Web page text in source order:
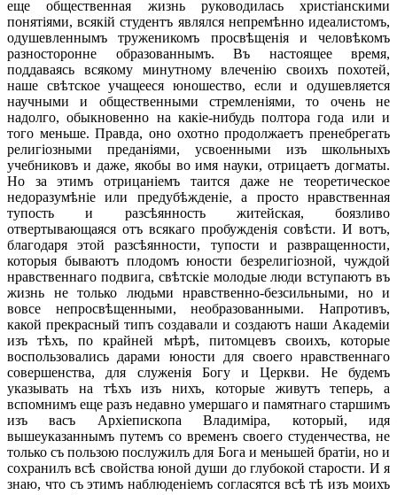
еще общественная жизнь руководилась христіанскими
понятіями, всякій студентъ являлся непремѣнно идеалистомъ,
одушевленнымъ труженикомъ просвѣщенія и человѣкомъ
разносторонне образованнымъ. Въ настоящее время,
поддаваясь всякому минутному влеченію своихъ похотей,
наше свѣтское учащееся юношество, если и одушевляется
научными и общественными стремленіями, то очень не
надолго, обыкновенно на какіе-нибудь полтора года или и
того меньше. Правда, оно охотно продолжаетъ пренебрегать
религіозными преданіями, усвоенными изъ школьныхъ
учебниковъ и даже, якобы во имя науки, отрицаетъ догматы.
Но за этимъ отрицаніемъ таится даже не теоретическое
недоразумѣніе или предубѣжденіе, а просто нравственная
тупость и разсѣянность житейская, боязливо
отвертывающаяся отъ всякаго пробужденія совѣсти. И вотъ,
благодаря этой разсѣянности, тупости и развращенности,
которыя бываютъ плодомъ юности безрелигіозной, чуждой
нравственнаго подвига, свѣтскіе молодые люди вступаютъ въ
жизнь не только людьми нравственно-безсильными, но и
вовсе непросвѣщенными, необразованными. Напротивъ,
какой прекрасный типъ создавали и создаютъ наши Академіи
изъ тѣхъ, по крайней мѣрѣ, питомцевъ своихъ, которые
воспользовались дарами юности для своего нравственнаго
совершенства, для служенія Богу и Церкви. Не будемъ
указывать на тѣхъ изъ нихъ, которые живутъ теперь, а
вспомнимъ еще разъ недавно умершаго и памятнаго старшимъ
изъ васъ Архіепископа Владиміра, который, идя
вышеуказаннымъ путемъ со временъ своего студенчества, не
только съ пользою послужилъ для Бога и меньшей братіи, но и
сохранилъ всѣ свойства юной души до глубокой старости. И я
знаю, что съ этимъ наблюденіемъ согласятся всѣ тѣ изъ моихъ